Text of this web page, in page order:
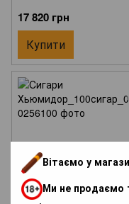
Вітаємо у
Ми не продаємо
17 820 грн
Купити